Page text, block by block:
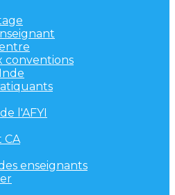
conventions
l'AFYI
CA
enseignants